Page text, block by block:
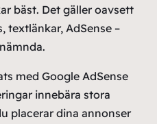
bäst. Det gäller oavsett
textlänkar, AdSense –
med Google AdSense
innebära stora
placerar dina annonser